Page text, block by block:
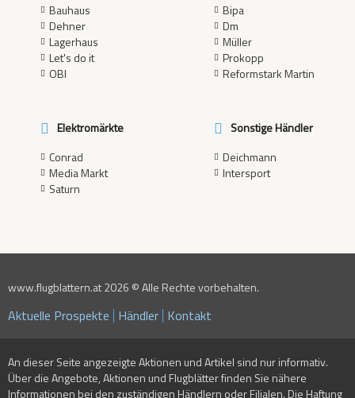
Bauhaus
Dehner
Lagerhaus
Let's do it
OBI
Bipa
Dm
Müller
Prokopp
Reformstark Martin
Elektromärkte
Conrad
Media Markt
Saturn
Sonstige Händler
Deichmann
Intersport
www.flugblattern.at 2026 © Alle Rechte vorbehalten.
Aktuelle Prospekte Händler Kontakt
An dieser Seite angezeigte Aktionen und Artikel sind nur informativ.
Über die Angebote, Aktionen und Flugblätter finden Sie nähere
Informationen bei den zuständigen Händlern oder Filialen. Die Haftung